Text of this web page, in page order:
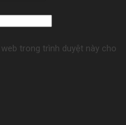
trong trình duyệt này cho